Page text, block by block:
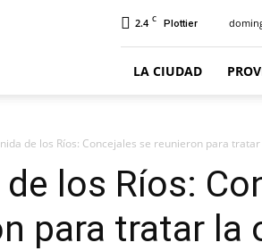
2.4 C Plottier
LA CIUDAD
de los Ríos: Concejales se reunieron para
los Ríos:
para tratar la